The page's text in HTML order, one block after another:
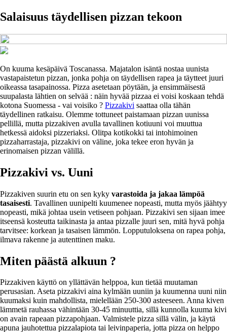
Salaisuus täydellisen pizzan tekoon
On kuuma kesäpäivä Toscanassa. Majatalon isäntä nostaa uunista
vastapaistetun pizzan, jonka pohja on täydellisen rapea ja täytteet juuri
oikeassa tasapainossa. Pizza asetetaan pöytään, ja ensimmäisestä
suupalasta lähtien on selvää : näin hyvää pizzaa ei voisi koskaan tehdä
kotona Suomessa - vai voisiko ? Pizzakivi saattaa olla tähän
täydellinen ratkaisu. Olemme tottuneet paistamaan pizzan uunissa
pellillä, mutta pizzakiven avulla tavallinen kotiuuni voi muuttua
hetkessä aidoksi pizzeriaksi. Olitpa kotikokki tai intohimoinen
pizzaharrastaja, pizzakivi on väline, joka tekee eron hyvän ja
erinomaisen pizzan välillä.
Pizzakivi vs. Uuni
Pizzakiven suurin etu on sen kyky varastoida ja jakaa lämpöä
tasaisesti. Tavallinen uunipelti kuumenee nopeasti, mutta myös jäähtyy
nopeasti, mikä johtaa usein vetiseen pohjaan. Pizzakivi sen sijaan imee
itseensä kosteutta taikinasta ja antaa pizzalle juuri sen, mitä hyvä pohja
tarvitsee: korkean ja tasaisen lämmön. Lopputuloksena on rapea pohja,
ilmava rakenne ja autenttinen maku.
Miten päästä alkuun ?
Pizzakiven käyttö on yllättävän helppoa, kun tietää muutaman
perusasian. Aseta pizzakivi aina kylmään uuniin ja kuumenna uuni niin
kuumaksi kuin mahdollista, mielellään 250-300 asteeseen. Anna kiven
lämmetä rauhassa vähintään 30-45 minuuttia, sillä kunnolla kuuma kivi
on avain rapeaan pizzapohjaan. Valmistele pizza sillä välin, ja käytä
apuna jauhotettua pizzalapiota tai leivinpaperia, jotta pizza on helppo